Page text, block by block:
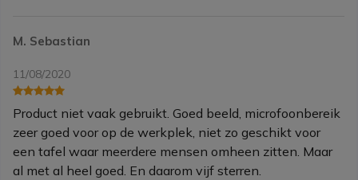
M. Sebastian
11/08/2020
Product niet vaak gebruikt. Goed beeld, microfoonbereik
zeer goed voor op de werkplek, niet zo geschikt voor
een tafel waar meerdere mensen omheen zitten. Maar
al met al heel goed. En daarom vijf sterren.